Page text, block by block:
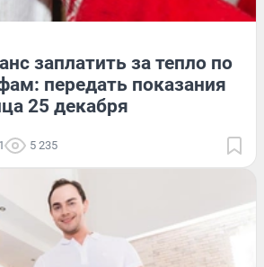
заплатить за тепло по
передать показания
25 декабря
5 235